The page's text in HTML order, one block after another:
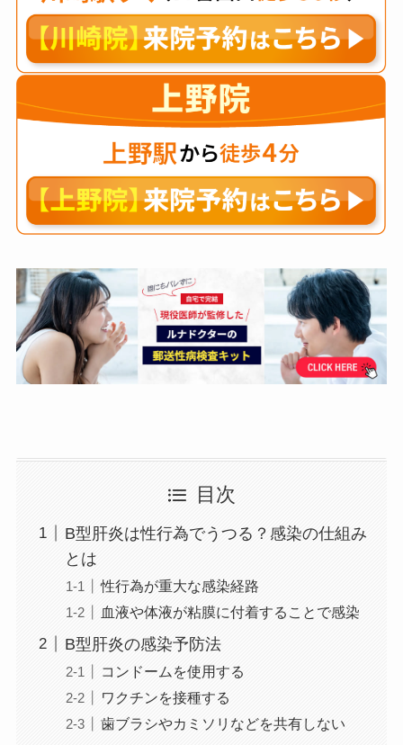
目次
B型肝炎は性行為でうつる？感染の仕組み
とは
性行為が重大な感染経路
血液や体液が粘膜に付着することで感染
B型肝炎の感染予防法
コンドームを使用する
ワクチンを接種する
歯ブラシやカミソリなどを共有しない